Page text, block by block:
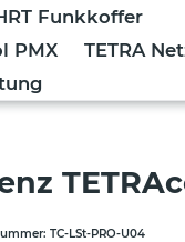
Funkkoffer
PMX
TETRA
TC-LSt-PRO-U04